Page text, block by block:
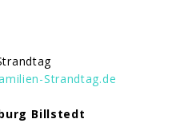
Strandtag.de
Billstedt